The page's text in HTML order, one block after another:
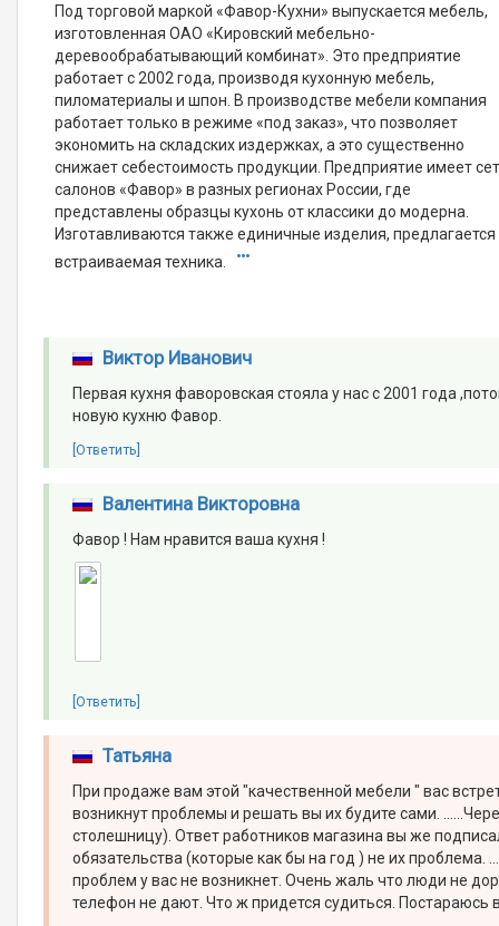
Под торговой маркой «Фавор-Кухни» выпускается мебель,
изготовленная ОАО «Кировский мебельно-
деревообрабатывающий комбинат». Это предприятие
работает с 2002 года, производя кухонную мебель,
пиломатериалы и шпон. В производстве мебели компания
работает только в режиме «под заказ», что позволяет
экономить на складских издержках, а это существенно
снижает себестоимость продукции. Предприятие имеет
салонов «Фавор» в разных регионах России, где
представлены образцы кухонь от классики до модерна.
Изготавливаются также единичные изделия, предлагается
встраиваемая техника.
Виктор Иванович
Первая кухня фаворовская стояла у нас с 2001 года
новую кухню Фавор.
[Ответить]
Валентина Викторовна
Фавор ! Нам нравится ваша кухня !
[Ответить]
Татьяна
При продаже вам этой "качественной мебели " вас
возникнут проблемы и решать вы их будите сами.
столешницу). Ответ работников магазина вы же
обязательства (которые как бы на год ) не их
проблем у вас не возникнет. Очень жаль что люди не
телефон не дают. Что ж придется судиться.